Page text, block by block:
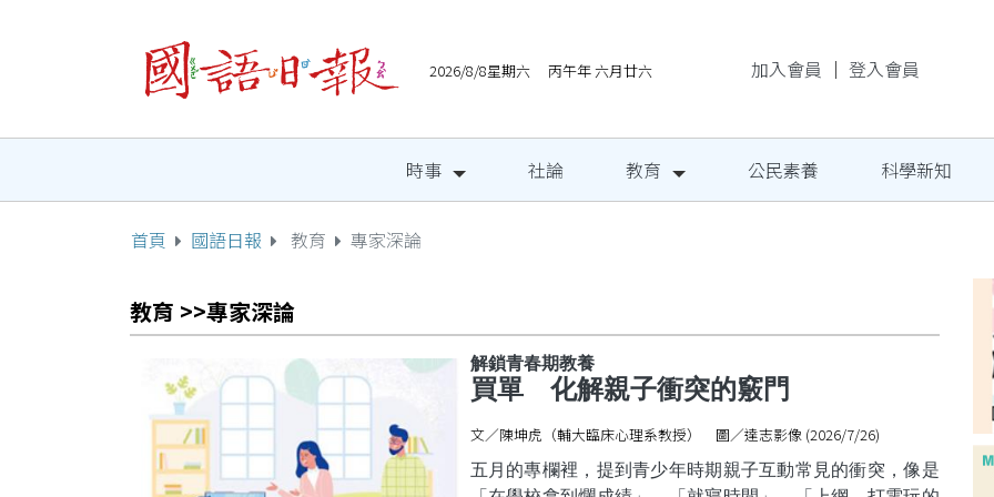
2026/8/8星期六 丙午年 六月廿六 加入會員 ｜ 登入會員
時事 社論 教育 公民素養 科學新知
首頁 國語日報 教育 專家深論
教育 >>專家深論
解鎖青春期教養
買單 化解親子衝突的竅門
文／陳坤虎（輔大臨床心理系教授） 圖／達志影像 (2026/7/26)
五月的專欄裡，提到青少年時期親子互動常見的衝突，像是